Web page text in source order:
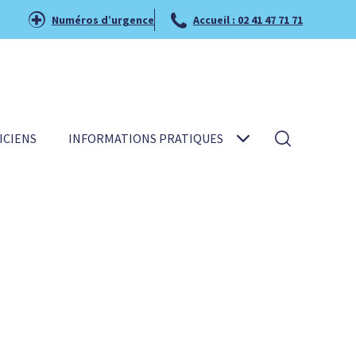
Numéros d’urgence Accueil : 02 41 47 71 71
INFORMATIONS PRATIQUES